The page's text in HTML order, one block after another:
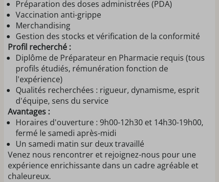
Préparation des doses administrées (PDA)
Vaccination anti-grippe
Merchandising
Gestion des stocks et vérification de la conformité
Profil recherché :
Diplôme de Préparateur en Pharmacie requis (tous
profils étudiés, rémunération fonction de
l'expérience)
Qualités recherchées : rigueur, dynamisme, esprit
d'équipe, sens du service
Avantages :
Horaires d'ouverture : 9h00-12h30 et 14h30-19h00,
fermé le samedi après-midi
Un samedi matin sur deux travaillé
Venez nous rencontrer et rejoignez-nous pour une
expérience enrichissante dans un cadre agréable et
chaleureux.